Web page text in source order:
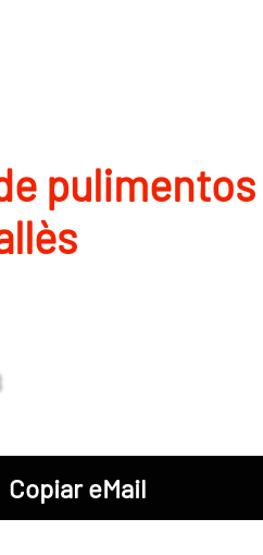
pulimentos
Copiar eMail